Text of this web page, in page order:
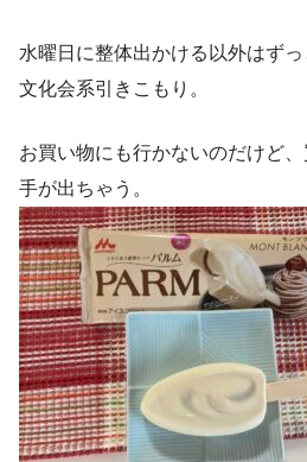
水曜日に整体出かける以外はずっ
文化会系引きこもり。
お買い物にも行かないのだけど
手が出ちゃう。